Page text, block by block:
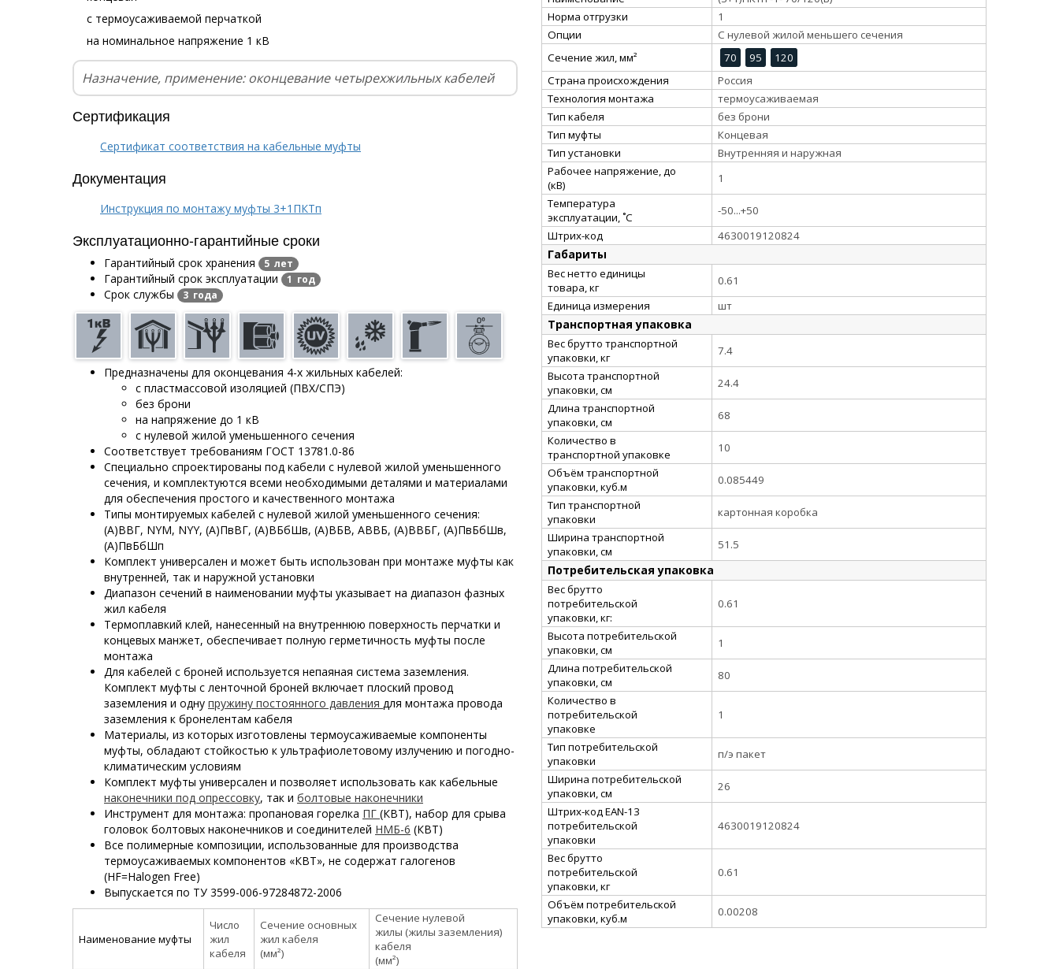
с термоусаживаемой перчаткой
на номинальное напряжение 1 кВ
Назначение, применение: оконцевание четырехжильных кабелей
Сертификация
Сертификат соответствия на кабельные муфты
Документация
Инструкция по монтажу муфты 3+1ПКТп
Эксплуатационно-гарантийные сроки
Гарантийный срок хранения 5 лет
Гарантийный срок эксплуатации 1 год
Срок службы 3 года
Предназначены для оконцевания 4-х жильных кабелей:
с пластмассовой изоляцией (ПВХ/СПЭ)
без брони
на напряжение до 1 кВ
с нулевой жилой уменьшенного сечения
Соответствует требованиям ГОСТ 13781.0-86
Специально спроектированы под кабели с нулевой жилой уменьшенного
сечения, и комплектуются всеми необходимыми деталями и материалами
для обеспечения простого и качественного монтажа
Типы монтируемых кабелей с нулевой жилой уменьшенного сечения:
(А)ВВГ, NYM, NYY, (А)ПвВГ, (А)ВБбШв, (А)ВБВ, АВВБ, (А)ВВБГ, (А)ПвБбШв,
(А)ПвБбШп
Комплект универсален и может быть использован при монтаже муфты как
внутренней, так и наружной установки
Диапазон сечений в наименовании муфты указывает на диапазон фазных
жил кабеля
Термоплавкий клей, нанесенный на внутреннюю поверхность перчатки и
концевых манжет, обеспечивает полную герметичность муфты после
монтажа
Для кабелей с броней используется непаяная система заземления.
Комплект муфты с ленточной броней включает плоский провод
заземления и одну пружину постоянного давления для монтажа провода
заземления к бронелентам кабеля
Материалы, из которых изготовлены термоусаживаемые компоненты
муфты, обладают стойкостью к ультрафиолетовому излучению и погодно-
климатическим условиям
Комплект муфты универсален и позволяет использовать как кабельные
наконечники под опрессовку, так и болтовые наконечники
Инструмент для монтажа: пропановая горелка ПГ (КВТ), набор для срыва
головок болтовых наконечников и соединителей НМБ-6 (КВТ)
Все полимерные композиции, использованные для производства
термоусаживаемых компонентов «КВТ», не содержат галогенов
(HF=Halogen Free)
Выпускается по ТУ 3599-006-97284872-2006
Наименование муфты
Число
жил
кабеля
Сечение основных
жил кабеля
(мм²)
Сечение нулевой
жилы (жилы заземления)
кабеля
(мм²)
Норма отгрузки
1
Опции
С нулевой жилой меньшего сечения
Сечение жил, мм²
70 95
120
Страна происхождения
Россия
Технология монтажа
термоусаживаемая
Тип кабеля
без брони
Тип муфты
Концевая
Тип установки
Внутренняя и наружная
Рабочее напряжение, до
(кВ)
1
Температура
эксплуатации, ˚С
-50...+50
Штрих-код
4630019120824
Габариты
Вес нетто единицы
товара, кг
0.61
Единица измерения
шт
Транспортная упаковка
Вес брутто транспортной
упаковки, кг
7.4
Высота транспортной
упаковки, см
24.4
Длина транспортной
упаковки, см
68
Количество в
транспортной упаковке
10
Объём транспортной
упаковки, куб.м
0.085449
Тип транспортной
упаковки
картонная коробка
Ширина транспортной
упаковки, см
51.5
Потребительская упаковка
Вес брутто
потребительской
упаковки, кг:
0.61
Высота потребительской
упаковки, см
1
Длина потребительской
упаковки, см
80
Количество в
потребительской
упаковке
1
Тип потребительской
упаковки
п/э пакет
Ширина потребительской
упаковки, см
26
Штрих-код EAN-13
потребительской
упаковки
4630019120824
Вес брутто
потребительской
упаковки, кг
0.61
Объём потребительской
упаковки, куб.м
0.00208